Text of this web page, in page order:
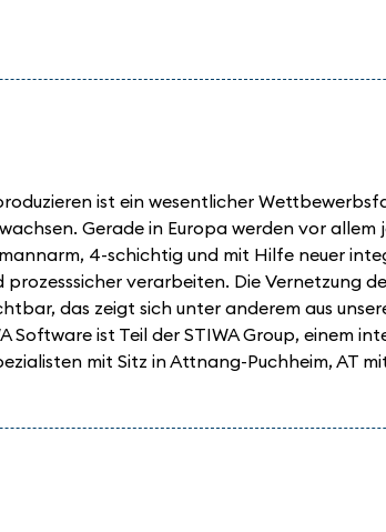
ist ein wesentlicher
Gerade in Europa werden vor
4-schichtig und mit Hilfe neuer
verarbeiten. Die Vernetzung
das zeigt sich unter anderem aus
Software ist Teil der STIWA Group, einem
mit Sitz in Attnang-Puchheim, AT